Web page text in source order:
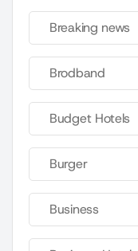
Breaking news
Brodband
Budget Hotels
Burger
Business